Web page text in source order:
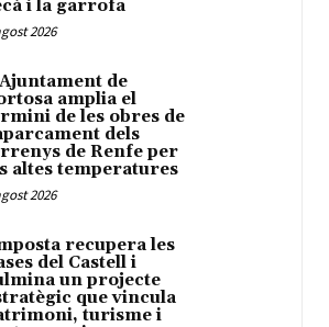
i la garrofa
2026
de
amplia el
de les obres de
dels
de Renfe per
altes temperatures
2026
recupera les
del Castell i
un projecte
que vincula
turisme i